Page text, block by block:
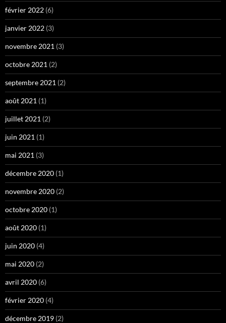
février 2022 (6)
janvier 2022 (3)
novembre 2021 (3)
octobre 2021 (2)
septembre 2021 (2)
août 2021 (1)
juillet 2021 (2)
juin 2021 (1)
mai 2021 (3)
décembre 2020 (1)
novembre 2020 (2)
octobre 2020 (1)
août 2020 (1)
juin 2020 (4)
mai 2020 (2)
avril 2020 (6)
février 2020 (4)
décembre 2019 (2)